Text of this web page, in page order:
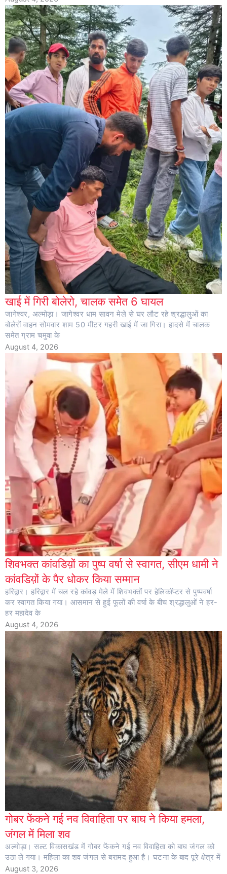
खाई में गिरी बोलेरो, चालक समेेत 6 घायल
जागेश्वर, अल्मोड़ा। जागेश्वर धाम सावन मेले से घर लौट रहे श्रद्धालुओं का
बोलेरों वाहन सोमवार शाम 50 मीटर गहरी खाई में जा गिरा। हादसे में चालक
समेत ग्राम चमुवा के
August 4, 2026
शिवभक्त कांवडिय़ों का पुष्प वर्षा से स्वागत, सीएम धामी ने
कांवडिय़ों के पैर धोकर किया सम्मान
हरिद्वार। हरिद्वार में चल रहे कांवड़ मेले में शिवभक्तों पर हेलिकॉप्टर से पुष्पवर्षा
कर स्वागत किया गया। आसमान से हुई फूलों की वर्षा के बीच श्रद्धालुओं ने हर-
हर महादेव के
August 4, 2026
गोबर फेंकने गई नव विवाहिता पर बाघ ने किया हमला,
जंगल में मिला शव
अल्मोड़ा। सल्ट विकासखंड में गोबर फेंकने गई नव विवाहिता को बाघ जंगल को
उठा ले गया। महिला का शव जंगल से बरामद हुआ है। घटना के बाद पूरे क्षेत्र में
August 3, 2026